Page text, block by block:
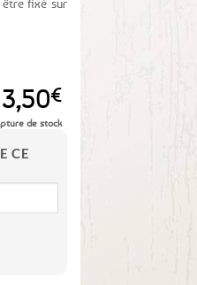
fixé sur
3,50€
de stock
CE